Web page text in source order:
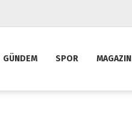
GÜNDEM SPOR MAGAZIN